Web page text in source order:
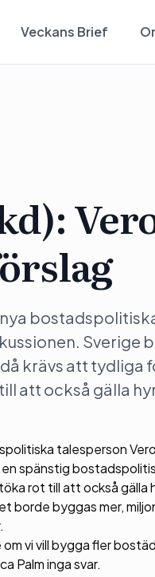
Veckans Brief
Sverige
krävs att tydliga
att också gälla
talesperson
spänstig
rot till att också gälla
borde byggas mer,
vi vill bygga fler
Palm inga svar.